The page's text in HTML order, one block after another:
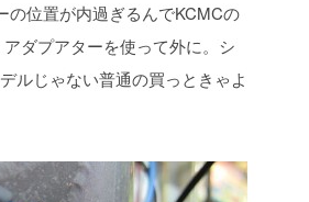
の位置が内過ぎるんでKCMCの
アダプアターを使って外に。シ
ルじゃない普通の買っときゃよ